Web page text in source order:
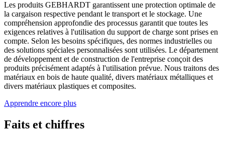
Les produits GEBHARDT garantissent une protection optimale de
la cargaison respective pendant le transport et le stockage. Une
compréhension approfondie des processus garantit que toutes les
exigences relatives à l'utilisation du support de charge sont prises en
compte. Selon les besoins spécifiques, des normes industrielles ou
des solutions spéciales personnalisées sont utilisées. Le département
de développement et de construction de l'entreprise conçoit des
produits précisément adaptés à l'utilisation prévue. Nous traitons des
matériaux en bois de haute qualité, divers matériaux métalliques et
divers matériaux plastiques et composites.
Apprendre encore plus
Faits et chiffres